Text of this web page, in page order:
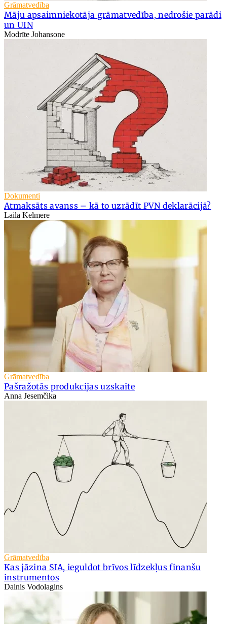
Grāmatvedība
Māju apsaimniekotāja grāmatvedība, nedrošie parādi
un UIN
Modrīte Johansone
Dokumenti
Atmaksāts avanss – kā to uzrādīt PVN deklarācijā?
Laila Kelmere
Grāmatvedība
Pašražotās produkcijas uzskaite
Anna Jesemčika
Grāmatvedība
Kas jāzina SIA, ieguldot brīvos līdzekļus finanšu
instrumentos
Dainis Vodolagins